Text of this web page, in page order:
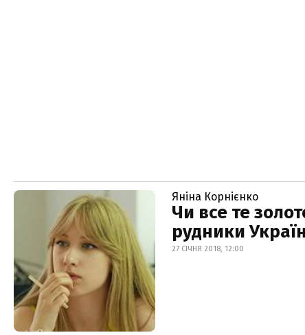
Яніна Корнієнко
Чи все те
рудники
27 СІЧНЯ 2018, 12:00